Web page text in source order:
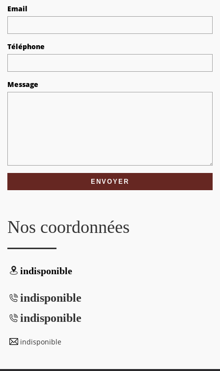
Email
Téléphone
Message
Nos coordonnées
indisponible
indisponible
indisponible
indisponible